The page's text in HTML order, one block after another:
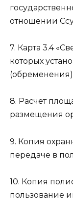
отношении
7. Карта 3.4
которых
(обременения)
8. Расчет
размещения
9. Копия
передаче в
10. Копия
пользование